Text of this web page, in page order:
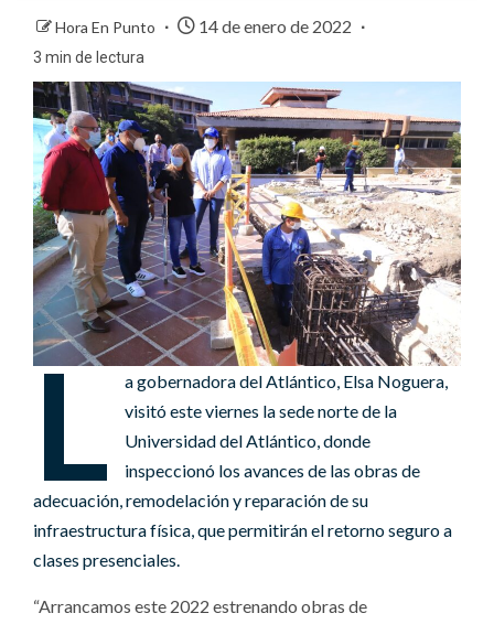
Hora En Punto 14 de enero de 2022
3 min de lectura
L
a gobernadora del Atlántico, Elsa Noguera,
visitó este viernes la sede norte de la
Universidad del Atlántico, donde
inspeccionó los avances de las obras de
adecuación, remodelación y reparación de su
infraestructura física, que permitirán el retorno seguro a
clases presenciales.
“Arrancamos este 2022 estrenando obras de